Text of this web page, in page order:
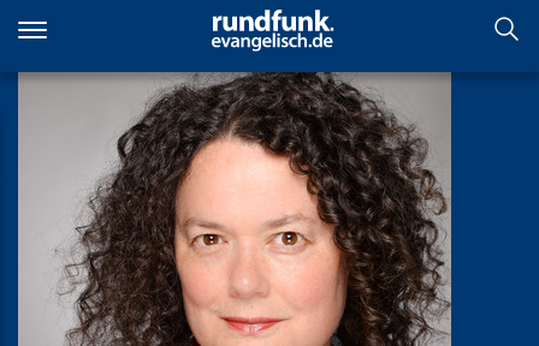
zum
Inhalt